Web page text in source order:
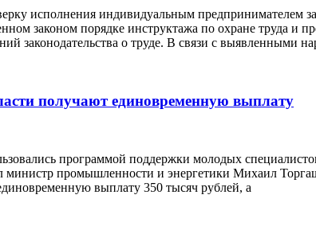
исполнения индивидуальным предпринимателем
законом порядке инструктажа по охране труда
законодательства о труде. В связи с выявленными
получают единовременную выплату
программой поддержки молодых
министр промышленности и энергетики Михаил
выплату 350 тысяч рублей, а